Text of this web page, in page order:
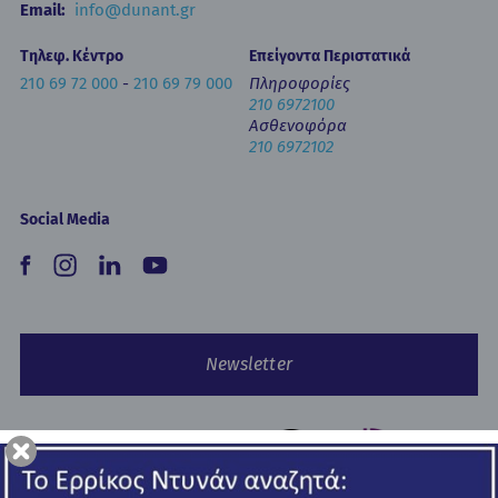
Email: info@dunant.gr
Τηλεφ. Κέντρο
210 69 72 000- 210 69 79 000
Επείγοντα Περιστατικά
Πληροφορίες
210 6972100
Ασθενοφόρα
210 6972102
Social Media
Newsletter